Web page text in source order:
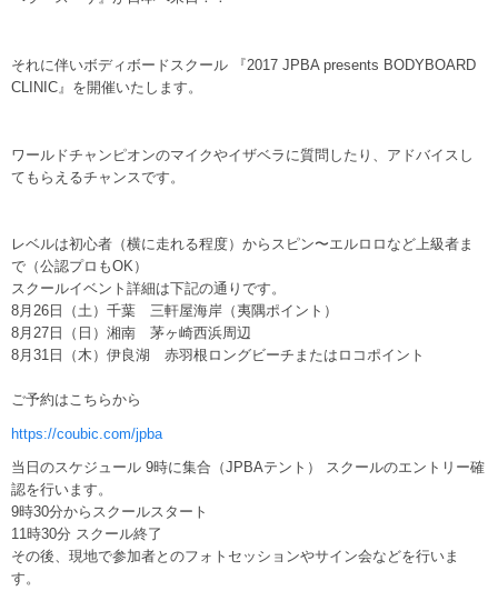
それに伴いボディボードスクール 『2017 JPBA presents BODYBOARD
CLINIC』を開催いたします。
ワールドチャンピオンのマイクやイザベラに質問したり、アドバイスし
てもらえるチャンスです。
レベルは初心者（横に走れる程度）からスピン〜エルロロなど上級者ま
で（公認プロもOK）
スクールイベント詳細は下記の通りです。
8月26日（土）千葉 三軒屋海岸（夷隅ポイント）
8月27日（日）湘南 茅ヶ崎西浜周辺
8月31日（木）伊良湖 赤羽根ロングビーチまたはロコポイント
ご予約はこちらから
https://coubic.com/jpba
当日のスケジュール 9時に集合（JPBAテント） スクールのエントリー確
認を行います。
9時30分からスクールスタート
11時30分 スクール終了
その後、現地で参加者とのフォトセッションやサイン会などを行いま
す。